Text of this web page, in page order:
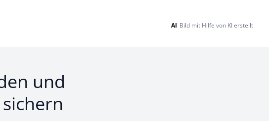
AI Bild mit Hilfe von KI erstellt
und
sichern